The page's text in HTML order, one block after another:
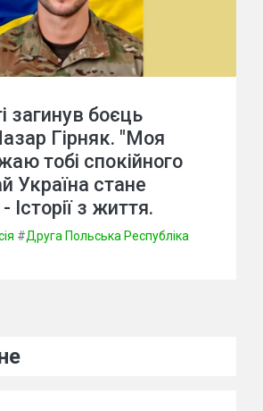
загинув боєць
Гірняк. "Моя
тобі спокійного
Україна стане
Історії з життя.
#Друга Польська Республіка